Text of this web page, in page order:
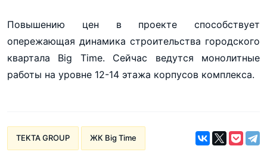
Повышению цен в проекте способствует
опережающая динамика строительства городского
квартала Big Time. Сейчас ведутся монолитные
работы на уровне 12-14 этажа корпусов комплекса.
TEKTA GROUP ЖК Big Time